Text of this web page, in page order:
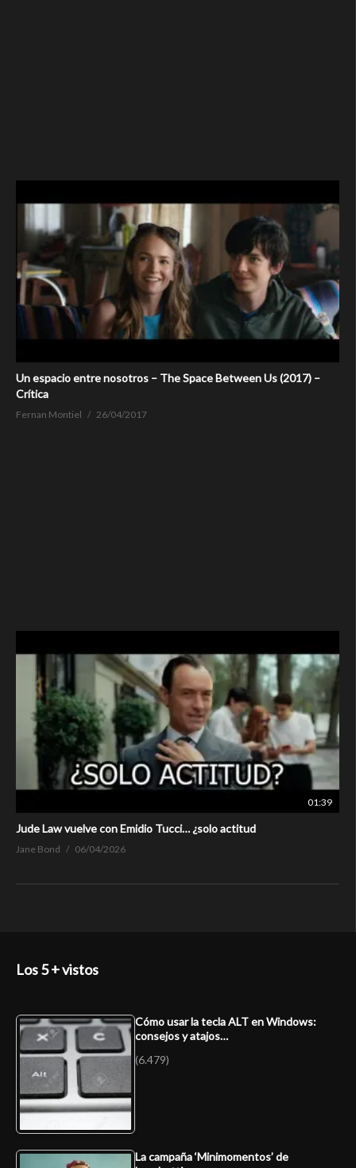
Un espacio entre nosotros – The Space Between Us (2017) –
Crítica
Fernan Montiel 26/04/2017
01:39
Jude Law vuelve con Emidio Tucci… ¿solo actitud
Jane Bond 06/04/2026
Los 5 + vistos
Cómo usar la tecla ALT en Windows:
consejos y atajos…
(6.479)
La campaña ‘Minimomentos’ de